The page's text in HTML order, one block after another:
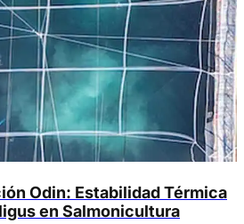
Odin: Estabilidad Térmica
en Salmonicultura